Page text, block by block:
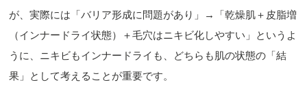
が、実際には「バリア形成に問題があり」→「乾燥肌＋皮脂増
（インナードライ状態）＋毛穴はニキビ化しやすい」というよ
うに、ニキビもインナードライも、どちらも肌の状態の「結
果」として考えることが重要です。